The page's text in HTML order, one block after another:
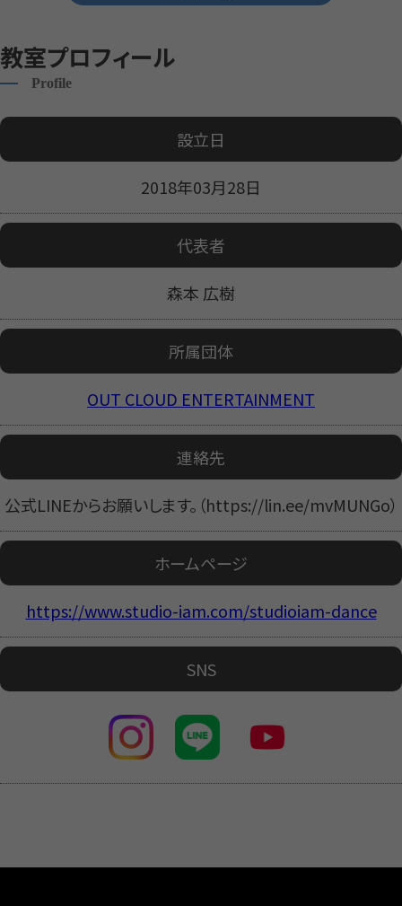
教室プロフィール
Profile
設立日
2018年03月28日
代表者
森本 広樹
所属団体
OUT CLOUD ENTERTAINMENT
連絡先
公式LINEからお願いします。（https://lin.ee/mvMUNGo）
ホームページ
https://www.studio-iam.com/studioiam-dance
SNS